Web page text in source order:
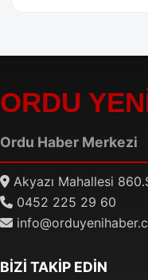
ORDU
Ordu Haber Merkezi
Akyazı Mahallesi
0452 225 29 60
BİZİ TAKİP EDİN